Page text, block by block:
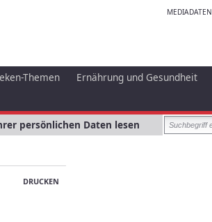
MEDIADATEN
Themen Ernährung und Gesundheit
persönlichen Daten lesen
DRUCKEN